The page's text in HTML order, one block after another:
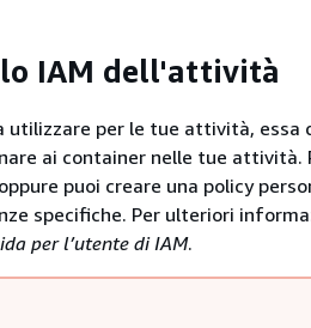
IAM dell'attività
utilizzare per le tue attività, essa
ai container nelle tue attività.
puoi creare una policy
specifiche. Per ulteriori
per l’utente di IAM.